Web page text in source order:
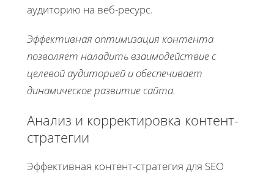
аудиторию на веб-ресурс.
Эффективная оптимизация контента
позволяет наладить взаимодействие с
целевой аудиторией и обеспечивает
динамическое развитие сайта.
Анализ и корректировка контент-
стратегии
Эффективная контент-стратегия для SEO